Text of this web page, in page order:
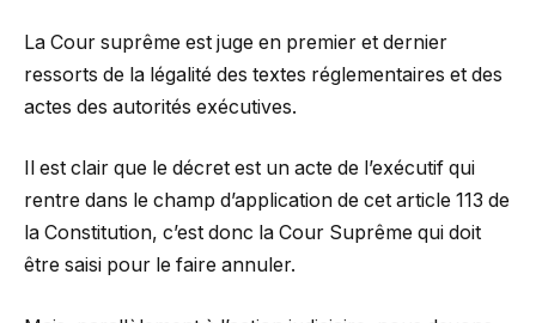
La Cour suprême est juge en premier et dernier
ressorts de la légalité des textes réglementaires et des
actes des autorités exécutives.
Il est clair que le décret est un acte de l’exécutif qui
rentre dans le champ d’application de cet article 113 de
la Constitution, c’est donc la Cour Suprême qui doit
être saisi pour le faire annuler.